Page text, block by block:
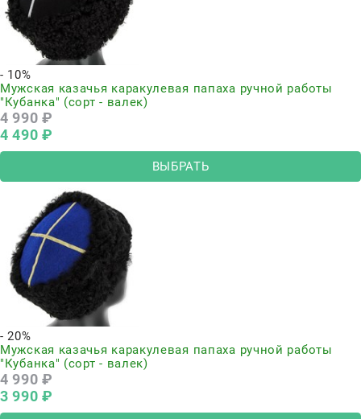
- 10%
Мужская казачья каракулевая папаха ручной работы
"Кубанка" (сорт - валек)
4 990 ₽
4 490 ₽
ВЫБРАТЬ
- 20%
Мужская казачья каракулевая папаха ручной работы
"Кубанка" (сорт - валек)
4 990 ₽
3 990 ₽